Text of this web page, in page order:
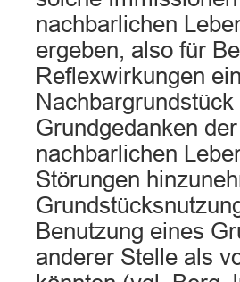
nachbarlichen
ergeben, also für
Reflexwirkungen
Grundgedanken
nachbarlichen
Störungen
Benutzung eines
anderer Stelle als